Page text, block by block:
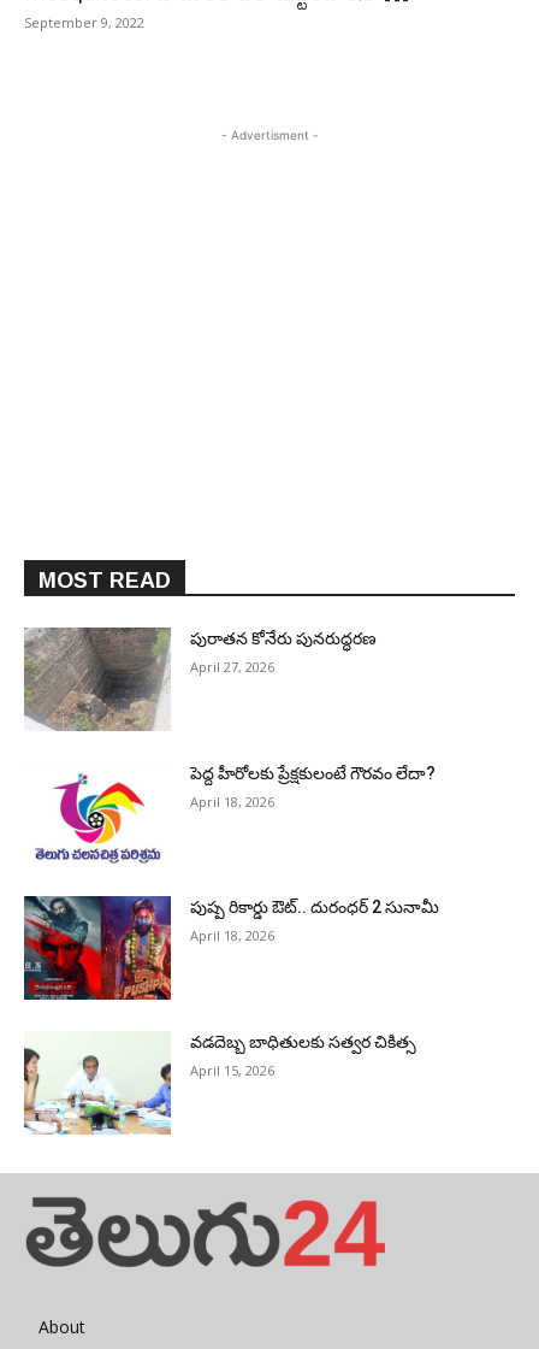
September 9, 2022
- Advertisment -
MOST READ
పురాత‌న కోనేరు పున‌రుద్ధ‌ర‌ణ
April 27, 2026
పెద్ద హీరోల‌కు ప్రేక్ష‌కులంటే గౌర‌వం లేదా?
April 18, 2026
పుష్ప రికార్డు ఔట్‌.. దురంధ‌ర్ 2 సునామీ
April 18, 2026
వడదెబ్బ బాధితులకు సత్వర చికిత్స
April 15, 2026
About